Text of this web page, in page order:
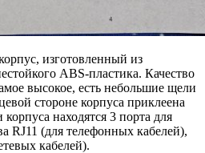
изготовленный из
ABS-пластика. Качество
высокое, есть небольшие щели
стороне корпуса приклеена
находятся 3 порта для
RJ11 (для телефонных кабелей),
кабелей).